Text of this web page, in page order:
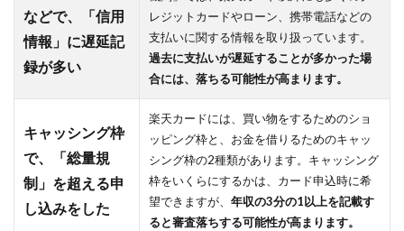
などで、「信用
情報」に遅延記
録が多い
レジットカードやローン、携帯電話などの
支払いに関する情報を取り扱っています。
過去に支払いが遅延することが多かった場
合には、落ちる可能性が高まります。
キャッシング枠
で、「総量規
制」を超える申
し込みをした
楽天カードには、買い物をするためのショ
ッピング枠と、お金を借りるためのキャッ
シング枠の2種類があります。キャッシング
枠をいくらにするかは、カード申込時に希
望できますが、 年収の3分の1以上を記載す
ると審査落ちする可能性が高まります。